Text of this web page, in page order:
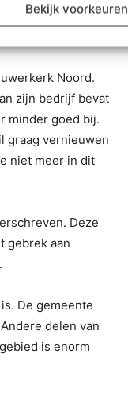
Bekijk voorkeuren
Noord.
zijn bedrijf bevat
minder goed bij.
graag vernieuwen
niet meer in dit
Deze
gebrek aan
De gemeente
delen van
is enorm